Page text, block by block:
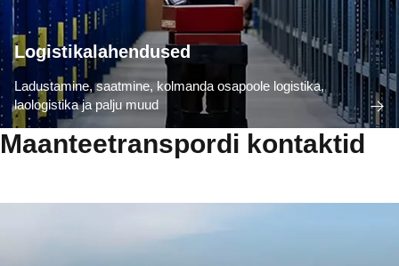
Logistikalahendused
Ladustamine, saatmine, kolmanda osapoole logistika,
laologistika ja palju muud
Maanteetranspordi kontaktid